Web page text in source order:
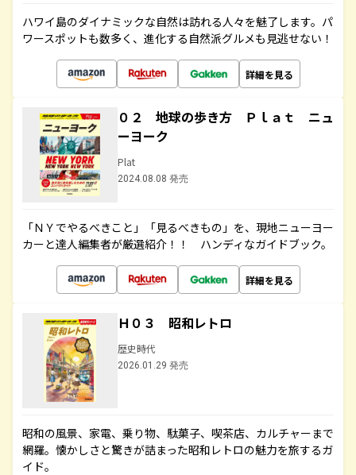
ハワイ島のダイナミックな自然は訪れる人々を魅了します。パ
ワースポットも数多く、進化する自然派グルメも見逃せない！
詳細を見る
０２ 地球の歩き方 Ｐｌａｔ ニュ
ーヨーク
Plat
2024.08.08 発売
「ＮＹでやるべきこと」「見るべきもの」を、現地ニューヨー
カーと達人編集者が厳選紹介！！ ハンディなガイドブック。
詳細を見る
Ｈ０３ 昭和レトロ
歴史時代
2026.01.29 発売
昭和の風景、家電、乗り物、駄菓子、喫茶店、カルチャーまで
網羅。懐かしさと驚きが詰まった昭和レトロの魅力を旅するガ
イド。